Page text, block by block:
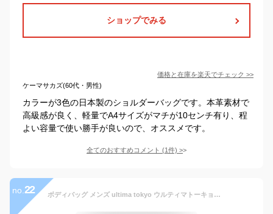
ショップでみる
価格と在庫を楽天でチェック >>
ケーマサカズ(60代・男性)
カラーが3色の日本製のショルダーバッグです。本革素材で
高級感が良く、軽量でA4サイズがマチが10センチ有り、程
よい容量で使い勝手が良いので、オススメです。
全てのおすすめコメント (1件) >
no. 22 ボディバッグ メンズ ultima tokyo ウルティマトーキョー No.17366 デルタ 父の日 プレゼント 実用的